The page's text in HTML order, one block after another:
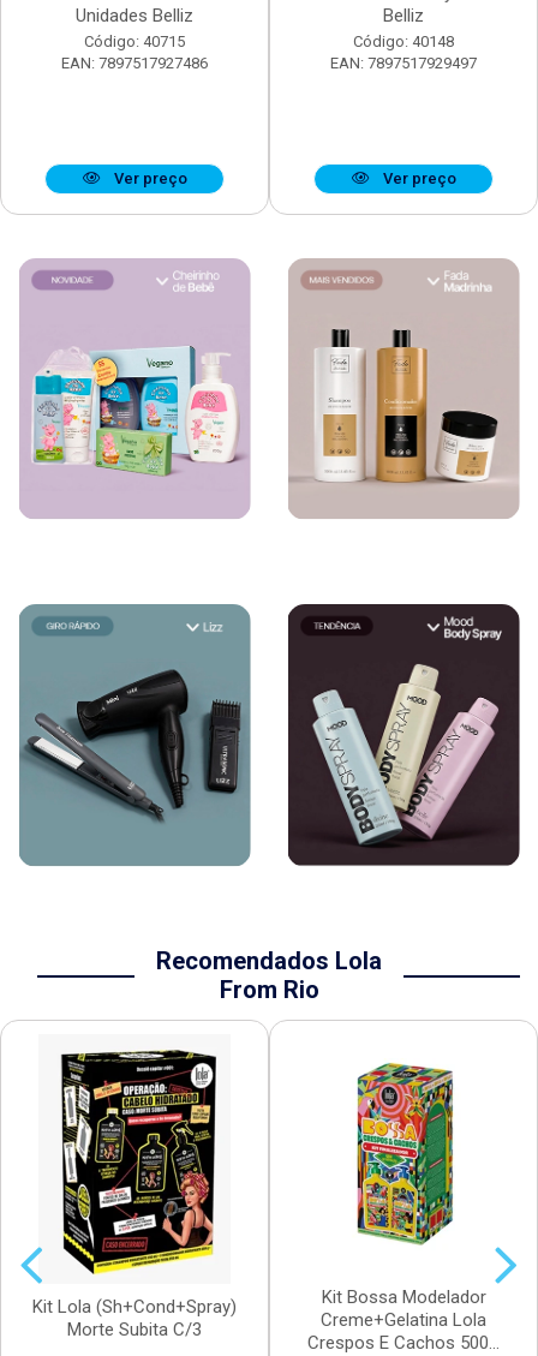
Unidades Belliz
Código: 40715
EAN: 7897517927486
Ver preço
Belliz
Código: 40148
EAN: 7897517929497
Ver preço
Recomendados Lola
From Rio
Kit Lola (Sh+Cond+Spray)
Morte Subita C/3
Kit Bossa Modelador
Creme+Gelatina Lola
Crespos E Cachos 500...